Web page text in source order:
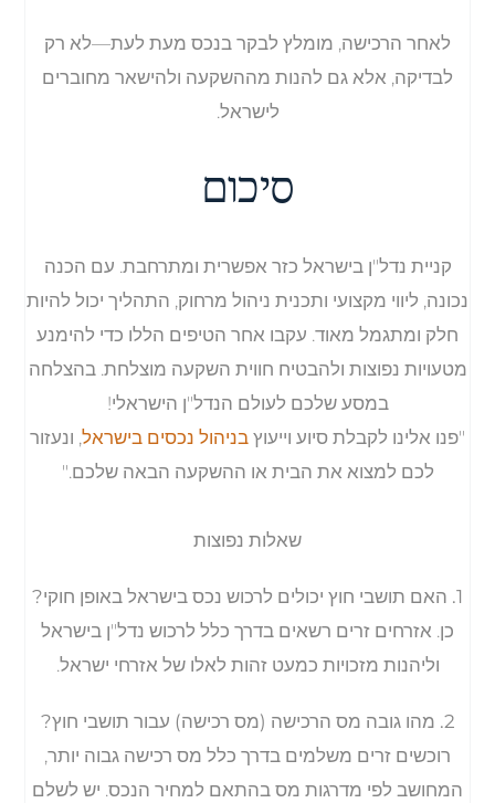
לאחר הרכישה, מומלץ לבקר בנכס מעת לעת—לא רק
לבדיקה, אלא גם להנות מההשקעה ולהישאר מחוברים
לישראל.
סיכום
קניית נדל"ן בישראל כזר אפשרית ומתרחבת. עם הכנה
נכונה, ליווי מקצועי ותכנית ניהול מרחוק, התהליך יכול להיות
חלק ומתגמל מאוד. עקבו אחר הטיפים הללו כדי להימנע
מטעויות נפוצות ולהבטיח חווית השקעה מוצלחת. בהצלחה
במסע שלכם לעולם הנדל"ן הישראלי!
"פנו אלינו לקבלת סיוע וייעוץ בניהול נכסים בישראל, ונעזור
לכם למצוא את הבית או ההשקעה הבאה שלכם."
שאלות נפוצות
1. האם תושבי חוץ יכולים לרכוש נכס בישראל באופן חוקי?
כן. אזרחים זרים רשאים בדרך כלל לרכוש נדל"ן בישראל
וליהנות מזכויות כמעט זהות לאלו של אזרחי ישראל.
2. מהו גובה מס הרכישה (מס רכישה) עבור תושבי חוץ?
רוכשים זרים משלמים בדרך כלל מס רכישה גבוה יותר,
המחושב לפי מדרגות מס בהתאם למחיר הנכס. יש לשלם